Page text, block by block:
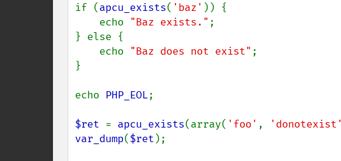
if (apcu_exists( 'baz' )) {
    echo
"Baz exists." ;
} else {
    echo
"Baz does not exist" ;
}
echo PHP_EOL;
$ret = apcu_exists(array( 'foo' , 'donotexist'
var_dump($ret );